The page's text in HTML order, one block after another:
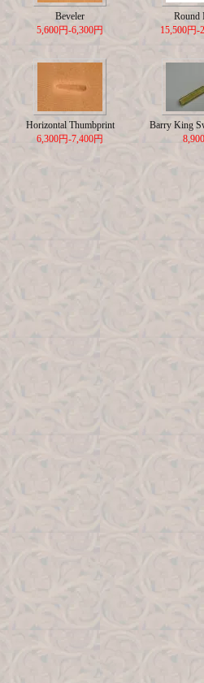
Beveler
5,600円-6,300円
Round
15,500円-
Horizontal Thumbprint
6,300円-7,400円
Barry King